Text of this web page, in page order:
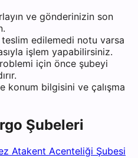
ve gönderinizin son
edilemedi notu varsa
işlem yapabilirsiniz.
için önce şubeyi
konum bilgisini ve çalışma
Şubeleri
Atakent Acenteliği Şubesi